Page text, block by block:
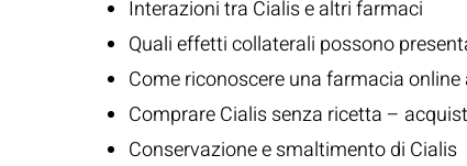
Interazioni tra Cialis e altri farmaci
Quali effetti collaterali possono
Come riconoscere una farmacia online
Comprare Cialis senza ricetta –
Conservazione e smaltimento di Cialis